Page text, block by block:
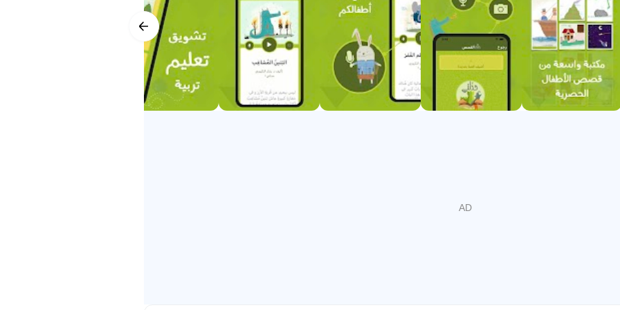
1. Aplikasi ini memberikan cerita percuma dalam kualiti tinggi
2. Kisah dan kisah yang panjang dan bermakna sebelum tidur, dan bila-bila masa nilai dan
3. Lukisan yang indah dan menarik untuk setiap cerita
4. Cerita tanpa Internet (Luar Talian)
5. Fokus untuk memperkukuh dan mengukuhkan hubungan antara anak dan keluarganya (ibu
penceritaan.